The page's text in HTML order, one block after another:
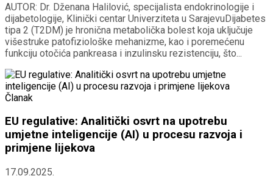
AUTOR: Dr. Dženana Halilović, specijalista endokrinologije i
dijabetologije, Klinički centar Univerziteta u SarajevuDijabetes
tipa 2 (T2DM) je hronična metabolička bolest koja uključuje
višestruke patofiziološke mehanizme, kao i poremećenu
funkciju otočića pankreasa i inzulinsku rezistenciju, što...
Članak
EU regulative: Analitički osvrt na upotrebu
umjetne inteligencije (AI) u procesu razvoja i
primjene lijekova
17.09.2025.